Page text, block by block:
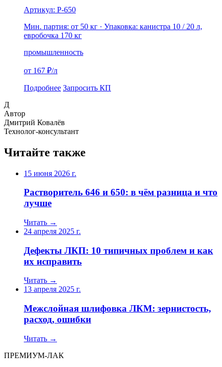
Артикул: Р-650
Мин. партия: от 50 кг · Упаковка: канистра 10 / 20 л,
евробочка 170 кг
промышленность
от 167 ₽/л
Подробнее Запросить КП
Д
Автор
Дмитрий Ковалёв
Технолог-консультант
Читайте также
15 июня 2026 г.
Растворитель 646 и 650: в чём разница и что
лучше
Читать →
24 апреля 2025 г.
Дефекты ЛКП: 10 типичных проблем и как
их исправить
Читать →
13 апреля 2025 г.
Межслойная шлифовка ЛКМ: зернистость,
расход, ошибки
Читать →
ПРЕМИУМ-ЛАК